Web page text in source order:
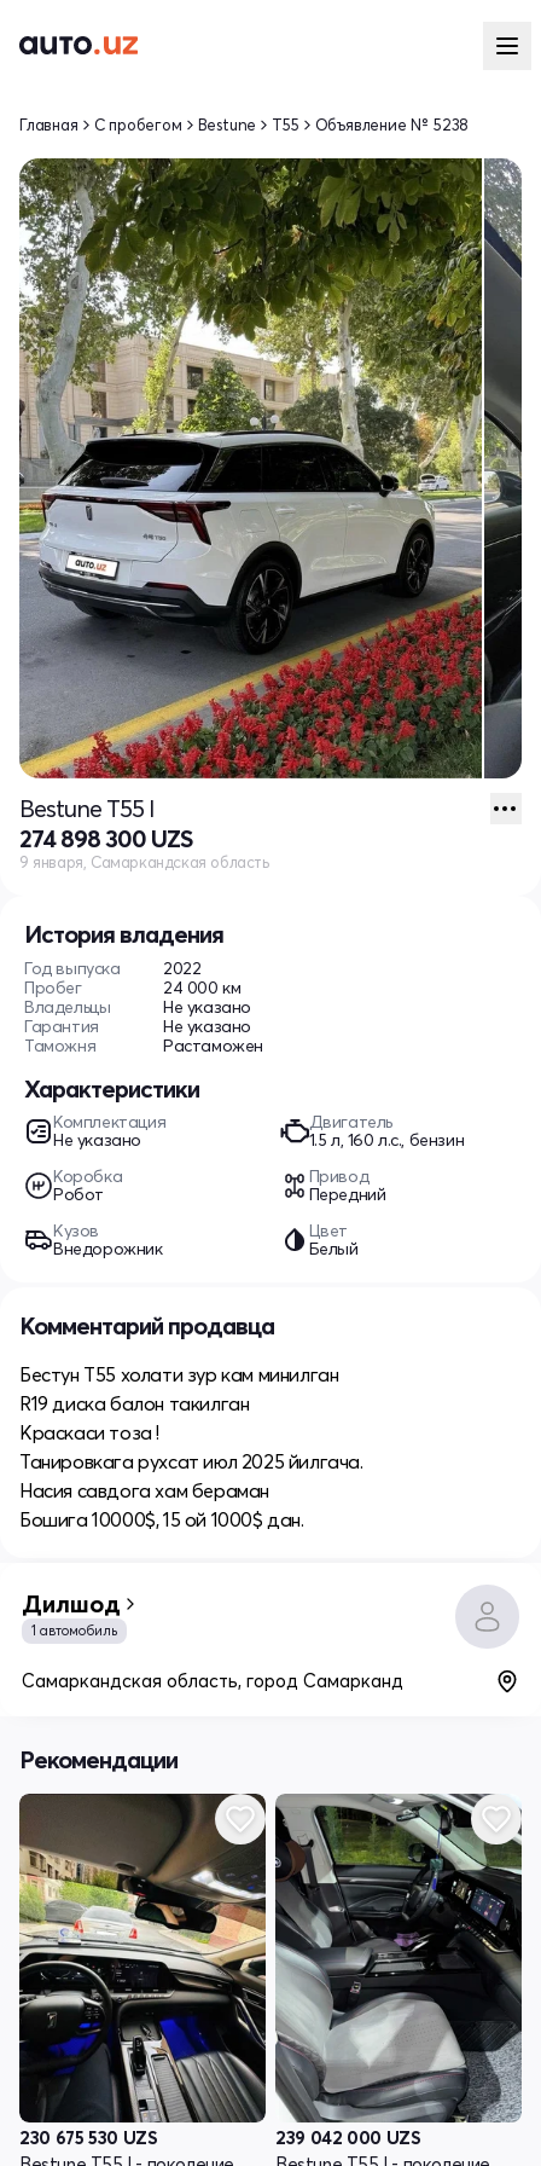
История владения
Год выпуска
2022
Пробег
24 000 км
Владельцы
Не указано
Гарантия
Не указано
Таможня
Растаможен
Характеристики
Комплектация
Не указано
Двигатель
1.5 л, 160 л.с., бензин
Коробка
Робот
Привод
Передний
Кузов
Внедорожник
Цвет
Белый
Главная С пробегом Bestune T55 Объявление № 5238
Bestune T55 I
274 898 300 UZS
9 января, Самаркандская область
Комментарий продавца
Бестун Т55 холати зур кам минилган
R19 диска балон такилган
Краскаси тоза !
Танировкага рухсат июл 2025 йилгача.
Насия савдога хам бераман
Бошига 10000$, 15 ой 1000$ дан.
Дилшод
1 автомобиль
Самаркандская область, город Самарканд
Рекомендации
230 675 530 UZS
239 042 000 UZS